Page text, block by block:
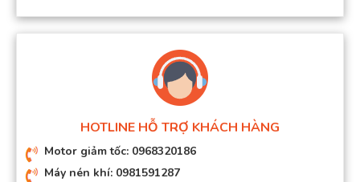
HOTLINE HỖ TRỢ KHÁCH HÀNG
Motor giảm tốc: 0968320186
Máy nén khí: 0981591287